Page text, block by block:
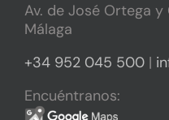
Av. de José Ortega
Málaga
+34 952 045 500 |
Encuéntranos: